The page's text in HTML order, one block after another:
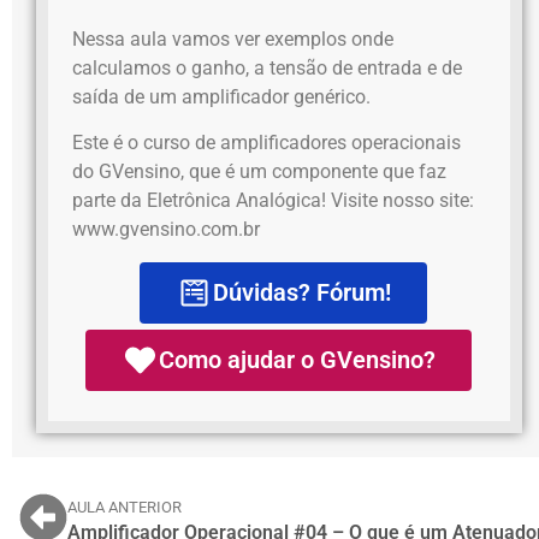
Nessa aula vamos ver exemplos onde
calculamos o ganho, a tensão de entrada e de
saída de um amplificador genérico.
Este é o curso de amplificadores operacionais
do GVensino, que é um componente que faz
parte da Eletrônica Analógica! Visite nosso site:
www.gvensino.com.br
Dúvidas? Fórum!
Como ajudar o GVensino?
AULA ANTERIOR
Amplificador Operacional #04 – O que é um